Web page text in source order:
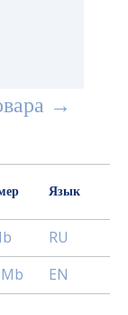
→
Язык
RU
EN